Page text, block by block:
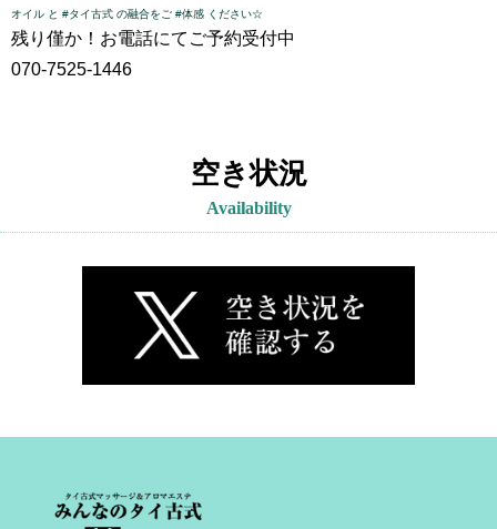
オイル と #タイ古式 の融合をご #体感 ください☆
残り僅か！お電話にてご予約受付中
070-7525-1446
空き状況
Availability